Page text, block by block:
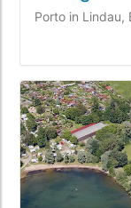
Porto in Lindau,